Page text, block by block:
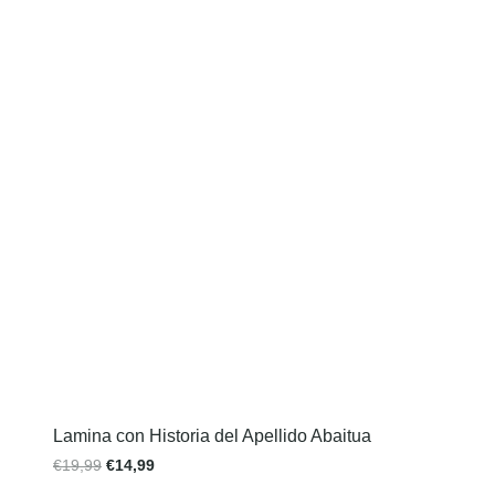
Lamina con Historia del Apellido Abaitua
€19,99 €14,99